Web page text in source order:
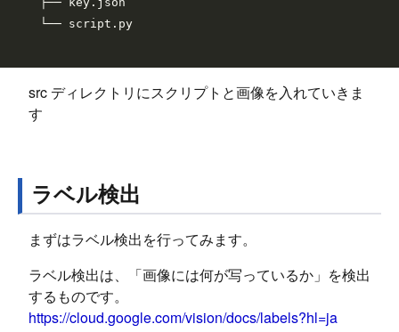
    └── script.py
src ディレクトリにスクリプトと画像を入れていきま
す
ラベル検出
まずはラベル検出を行ってみます。
ラベル検出は、「画像には何が写っているか」を検出
するものです。
https://cloud.google.com/vision/docs/labels?hl=ja